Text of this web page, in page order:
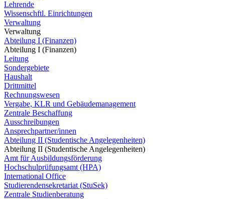
Lehrende
Wissenschftl. Einrichtungen
Verwaltung
Verwaltung
Abteilung I (Finanzen)
Abteilung I (Finanzen)
Leitung
Sondergebiete
Haushalt
Drittmittel
Rechnungswesen
Vergabe, KLR und Gebäudemanagement
Zentrale Beschaffung
Ausschreibungen
Ansprechpartner/innen
Abteilung II (Studentische Angelegenheiten)
Abteilung II (Studentische Angelegenheiten)
Amt für Ausbildungsförderung
Hochschulprüfungsamt (HPA)
International Office
Studierendensekretariat (StuSek)
Zentrale Studienberatung